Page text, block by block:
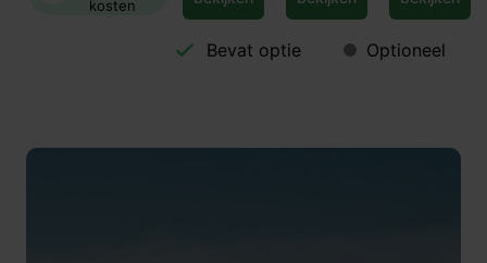
kosten
Bevat optie Optioneel